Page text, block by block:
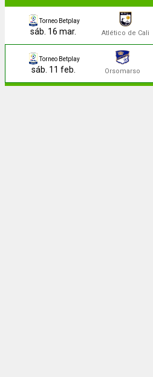
Torneo Betplay
sáb. 16 mar. Atlético de Cali
Torneo Betplay
sáb. 11 feb. Orsomarso